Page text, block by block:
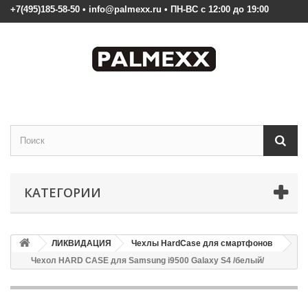
+7(495)185-58-50 • info@palmexx.ru • ПН-ВС с 12:00 до 19:00
КАТЕГОРИИ
ЛИКВИДАЦИЯ
Чехлы HardCase для смартфонов
Чехол HARD CASE для Samsung i9500 Galaxy S4 /белый/